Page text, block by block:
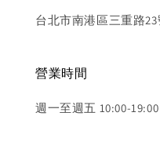
台北市南港區三重路23
營業時間
週一至週五 10:00-19:00